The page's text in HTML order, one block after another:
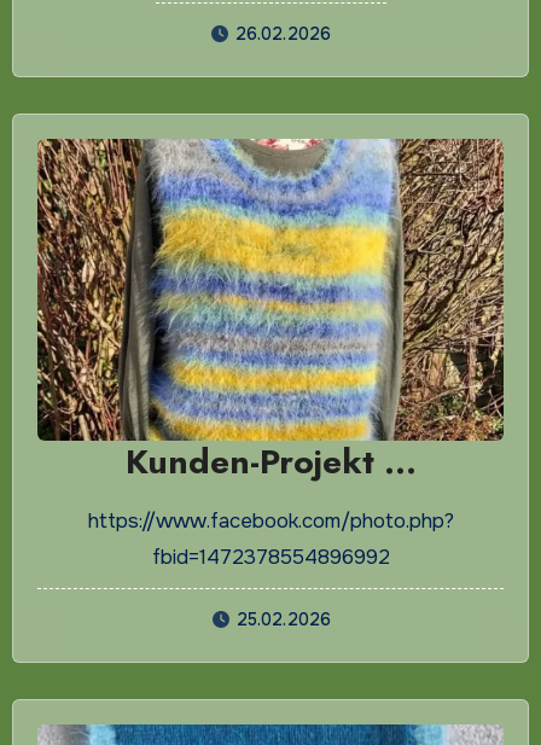
26.02.2026
Kunden-Projekt …
https://www.facebook.com/photo.php?
fbid=1472378554896992
25.02.2026